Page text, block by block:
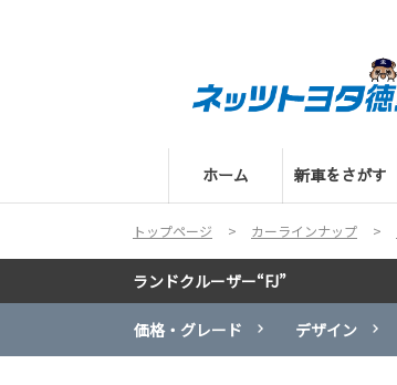
ホーム 新車をさがす
トップページ カーラインナップ
ランドクルーザー“FJ”
価格・グレード デザイン